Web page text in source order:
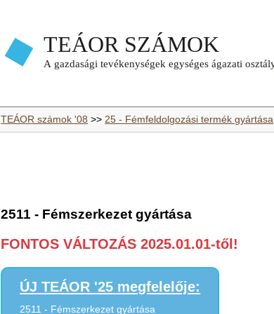
TEÁOR számok '08 >>25 - Fémfeldolgozási termék gyártása
2511 - Fémszerkezet gyártása
FONTOS VÁLTOZÁS 2025.01.01-től!
ÚJ TEÁOR '25 megfelelője:
2511 - Fémszerkezet gyártása